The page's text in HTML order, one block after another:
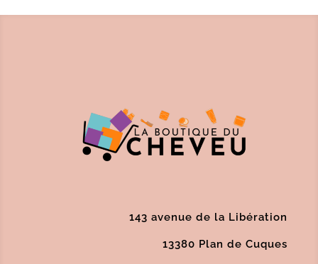
143 avenue de la Libération
13380 Plan de Cuques